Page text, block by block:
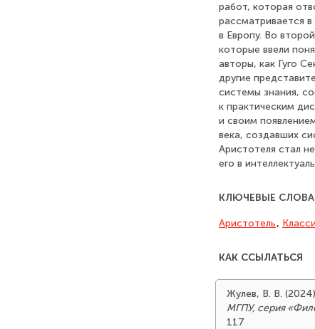
работ, которая
рассматривается
в Европу. Во
которые ввели
авторы, как Гуго
другие
системы знания,
к практическим
и своим
века, создавших
Аристотеля стал
его в
КЛЮЧЕВЫЕ СЛОВА
Аристотель,
КАК ССЫЛАТЬСЯ
Жулев, В. В.
МГПУ, серия
117